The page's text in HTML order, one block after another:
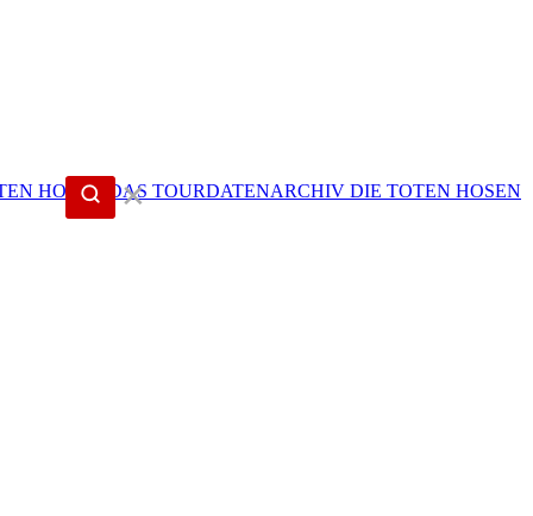
DIE TOTEN HOSEN
✕